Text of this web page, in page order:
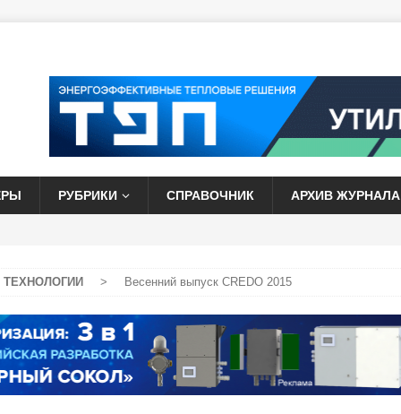
РУБРИКИ СПРАВОЧНИК АРХИВ ЖУРНАЛА
> Весенний выпуск CREDO 2015